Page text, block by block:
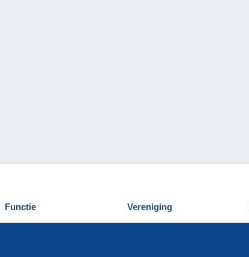
Functie
Nieuwigheden
Vereniging
Wie zijn wij